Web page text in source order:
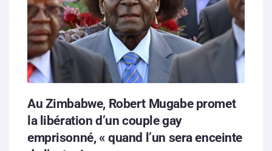
Contacts
Hébergement solidaire
Au Zimbabwe, Robert Mugabe promet
la libération d’un couple gay
emprisonné, « quand l’un sera enceinte